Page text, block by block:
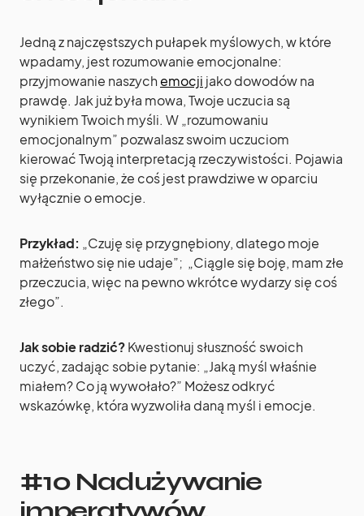
Jedną z najczęstszych pułapek myślowych, w które
wpadamy, jest rozumowanie emocjonalne:
przyjmowanie naszychemocji jako dowodów na
prawdę. Jak już była mowa, Twoje uczucia są
wynikiem Twoich myśli. W „rozumowaniu
emocjonalnym” pozwalasz swoim uczuciom
kierować Twoją interpretacją rzeczywistości. Pojawia
się przekonanie, że coś jest prawdziwe w oparciu
wyłącznie o emocje.
Przykład: „Czuję się przygnębiony, dlatego moje
małżeństwo się nie udaje”; „Ciągle się boję, mam złe
przeczucia, więc na pewno wkrótce wydarzy się coś
złego”.
Jak sobie radzić?Kwestionuj słuszność swoich
uczyć, zadając sobie pytanie: „Jaką myśl właśnie
miałem? Co ją wywołało?” Możesz odkryć
wskazówkę, która wyzwoliła daną myśl i emocje.
#10 Nadużywanie